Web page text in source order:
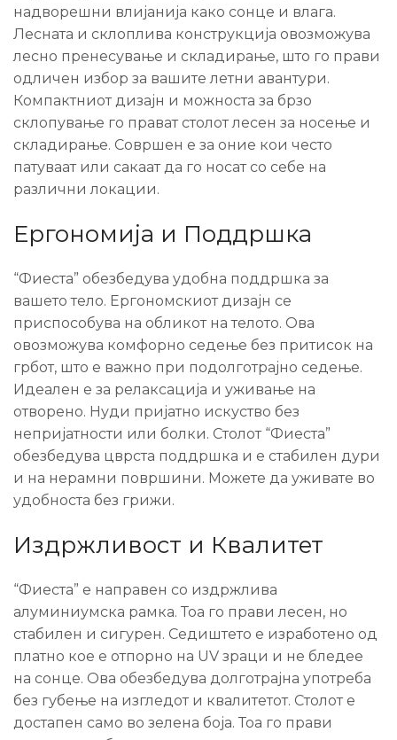
надворешни влијанија како сонце и влага.
Лесната и склоплива конструкција овозможува
лесно пренесување и складирање, што го прави
одличен избор за вашите летни авантури.
Компактниот дизајн и можноста за брзо
склопување го прават столот лесен за носење и
складирање. Совршен е за оние кои често
патуваат или сакаат да го носат со себе на
различни локации.
Ергономија и Поддршка
“Фиеста” обезбедува удобна поддршка за
вашето тело. Ергономскиот дизајн се
приспособува на обликот на телото. Ова
овозможува комфорно седење без притисок на
грбот, што е важно при подолготрајно седење.
Идеален е за релаксација и уживање на
отворено. Нуди пријатно искуство без
непријатности или болки. Столот “Фиеста”
обезбедува цврста поддршка и е стабилен дури
и на нерамни површини. Можете да уживате во
удобноста без грижи.
Издржливост и Квалитет
“Фиеста” е направен со издржлива
алуминиумска рамка. Тоа го прави лесен, но
стабилен и сигурен. Седиштето е изработено од
платно кое е отпорно на UV зраци и не бледее
на сонце. Ова обезбедува долготрајна употреба
без губење на изгледот и квалитетот. Столот е
достапен само во зелена боја. Тоа го прави